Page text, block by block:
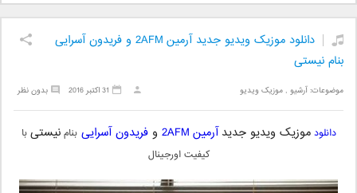
دانلود موزیک ویدیو جدید آرمین 2AFM و فریدون آسرایی
بنام نیستی
موضوعات:آرشیو ,موزیک ویدیو بدون نظر 31 اکتبر 2016
دانلودموزیک ویدیوجدید آرمین 2AFM وفریدون آسراییبنامنیستیبا
کیفیت اورجینال